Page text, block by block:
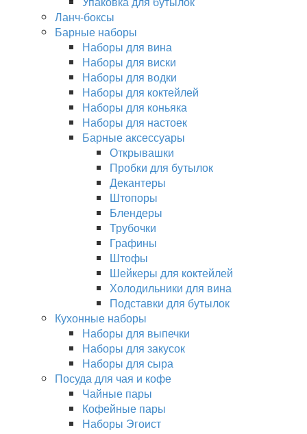
Ланч-боксы
Барные наборы
Наборы для вина
Наборы для виски
Наборы для водки
Наборы для коктейлей
Наборы для коньяка
Наборы для настоек
Барные аксессуары
Открывашки
Пробки для бутылок
Декантеры
Штопоры
Блендеры
Трубочки
Графины
Штофы
Шейкеры для коктейлей
Холодильники для вина
Подставки для бутылок
Кухонные наборы
Наборы для выпечки
Наборы для закусок
Наборы для сыра
Посуда для чая и кофе
Чайные пары
Кофейные пары
Наборы Эгоист